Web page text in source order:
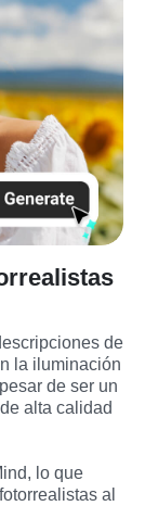
de
la iluminación
de ser un
alta calidad
lo que
al